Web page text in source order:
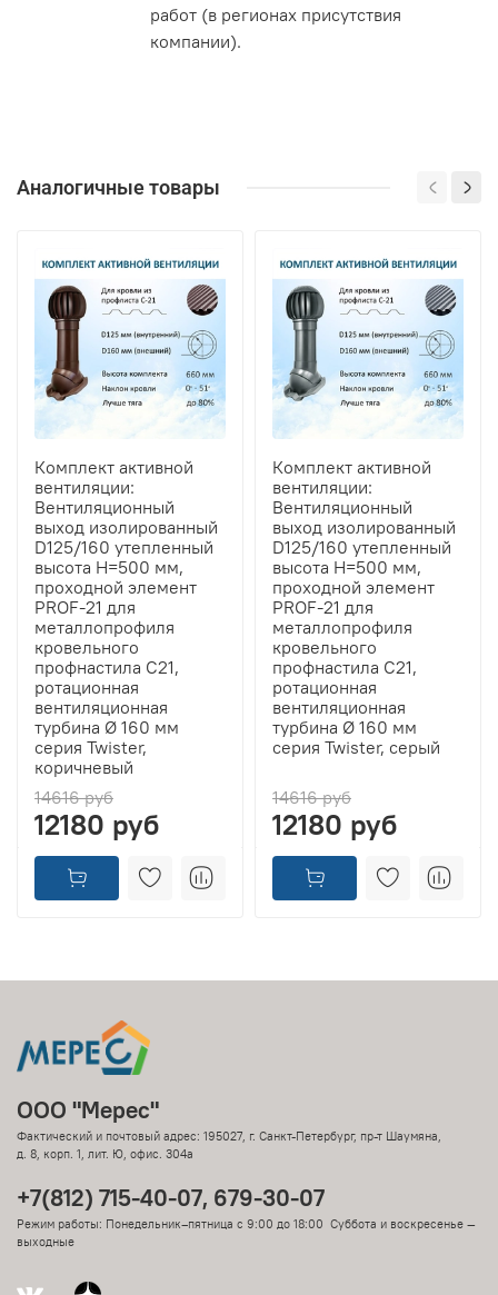
работ (в регионах присутствия
компании).
Аналогичные товары
Комплект активной
вентиляции:
Вентиляционный
выход изолированный
D125/160 утепленный
высота H=500 мм,
проходной элемент
PROF-21 для
металлопрофиля
кровельного
профнастила С21,
ротационная
вентиляционная
турбина Ø 160 мм
серия Twister,
коричневый
14616 руб
12180 руб
Комплект активной
вентиляции:
Вентиляционный
выход изолированный
D125/160 утепленный
высота H=500 мм,
проходной элемент
PROF-21 для
металлопрофиля
кровельного
профнастила С21,
ротационная
вентиляционная
турбина Ø 160 мм
серия Twister, серый
14616 руб
12180 руб
ООО "Мерес"
Фактический и почтовый адрес: 195027, г. Санкт-Петербург, пр-т Шаумяна,
д. 8, корп. 1, лит. Ю, офис. 304а
+7(812) 715-40-07, 679-30-07
Режим работы: Понедельник–пятница с 9:00 до 18:00 Суббота и воскресенье —
выходные